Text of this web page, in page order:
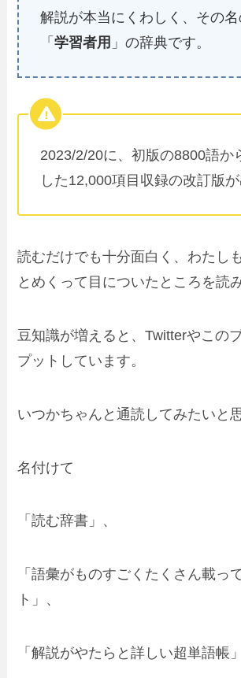
解説が本当にくわしく、その名
「学習者用 」の辞典です。
2023/2/20に、初版の8800語か
した12,000項目収録の改訂版が
読むだけでも十分面白く、わたし
とめくって目についたところを読
豆知識が増えると、Twitterやこの
プットしています。
いつかちゃんと通読してみたいと
名付けて
「読む辞書」、
「語彙がものすごくたくさん載っ
ト」、
「解説がやたらと詳しい超単語帳」